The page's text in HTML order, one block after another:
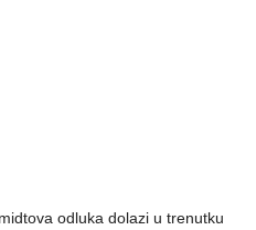
odluka dolazi u trenutku